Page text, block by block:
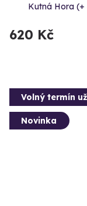
Kutná Hora
620 Kč
Volný termín
Novinka